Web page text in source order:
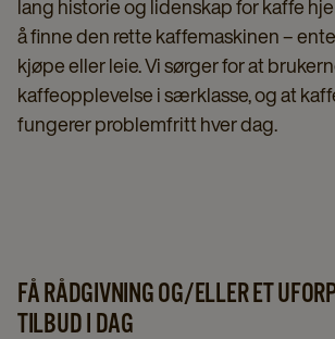
lang historie og lidenskap for kaffe
å finne den rette kaffemaskinen –
kjøpe eller leie. Vi sørger for at
kaffeopplevelse i særklasse, og at
fungerer problemfritt hver dag.
FÅ RÅDGIVNING OG/ELLER ET
TILBUD I DAG